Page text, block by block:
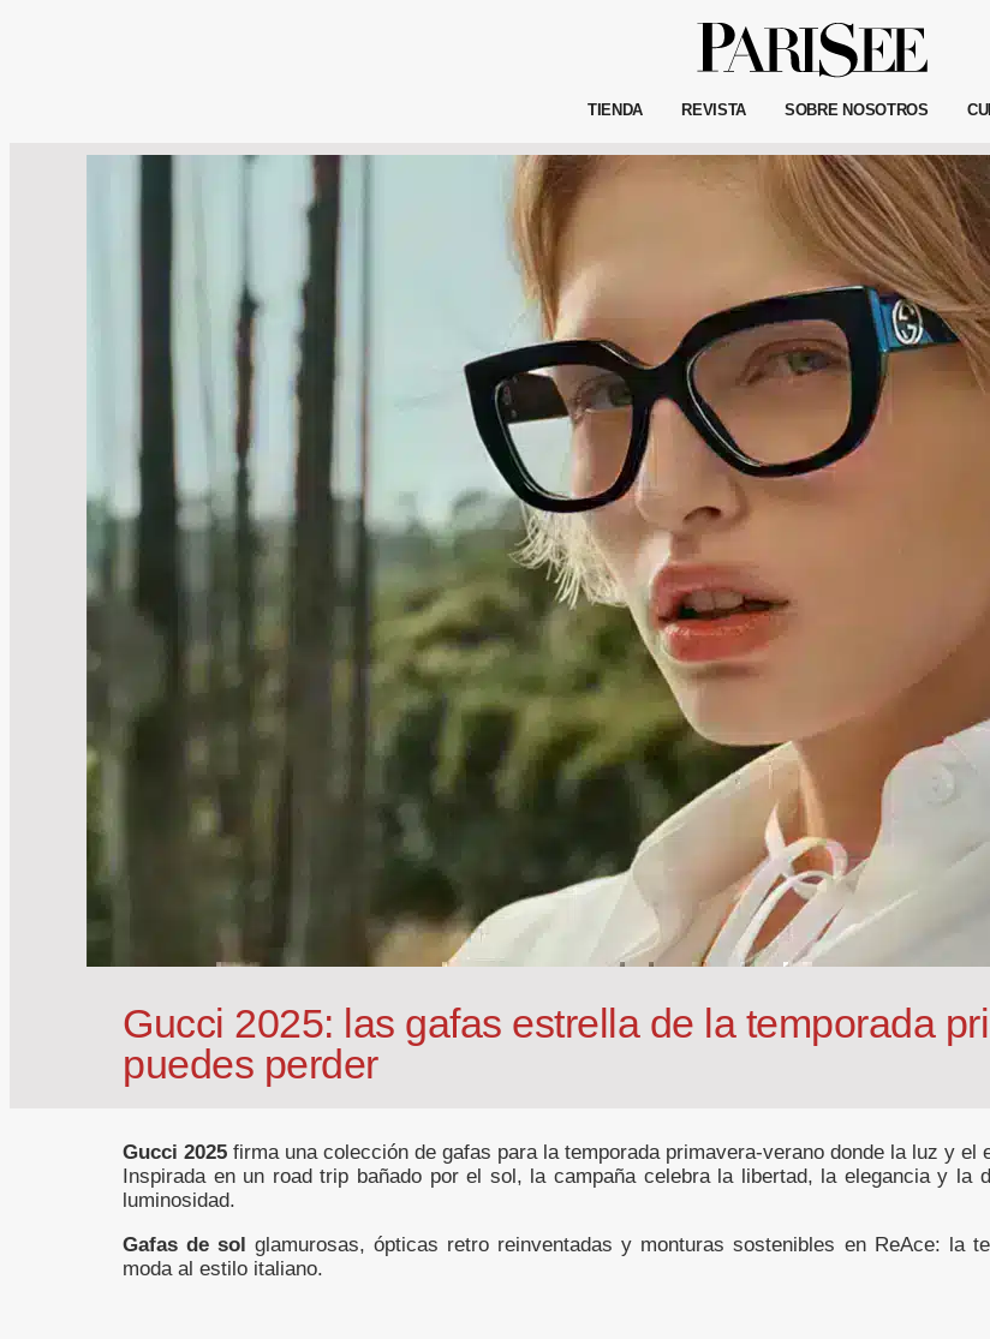
TIENDA REVISTA SOBRE NOSOTROS
Gucci 2025: las gafas estrella de la temporada
puedes perder
Gucci 2025 firma una colección de gafas para la temporada primavera-verano donde la luz y el
Inspirada en un road trip bañado por el sol, la campaña celebra la libertad, la elegancia y la
luminosidad.
Gafas de sol glamurosas, ópticas retro reinventadas y monturas sostenibles en ReAce: la
moda al estilo italiano.